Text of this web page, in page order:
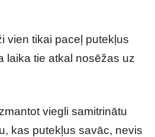
vien tikai paceļ putekļus
laika tie atkal nosēžas uz
viegli samitrinātu
kas putekļus savāc, nevis